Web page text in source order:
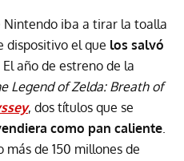
Nintendo iba a tirar la toalla
dispositivo el que los salvó
El año de estreno de la
Legend of Zelda: Breath of
, dos títulos que se
como pan caliente.
de 150 millones de